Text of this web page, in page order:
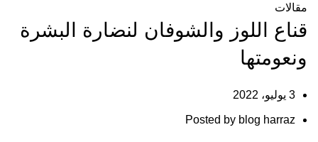
مقالات
قناع اللوز والشوفان لنضارة البشرة
ونعومتها
3 يوليو، 2022
Posted by blog harraz